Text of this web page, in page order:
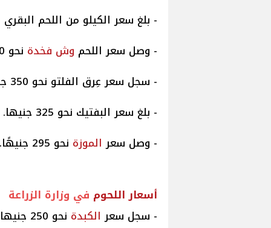
- بلغ سعر الكيلو من اللحم البقري نحو 280
- وصل سعر اللحم وش فخدة نحو 300
- سجل سعر عِرق الفلتو نحو 350 جنيهًا.
- بلغ سعر البفتيك نحو 325 جنيها.
- وصل سعر الموزة نحو 295 جنيهًا.
أسعار اللحوم في وزارة الزراعة
- سجل سعر الكبدة نحو 250 جنيها للكيلو.